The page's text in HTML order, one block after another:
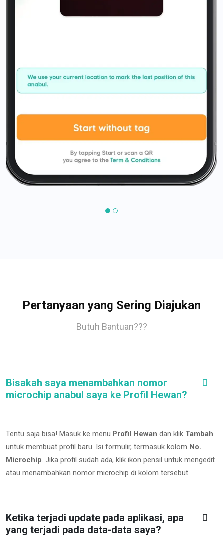
Pertanyaan yang Sering Diajukan
Butuh Bantuan???
Bisakah saya menambahkan nomor
microchip anabul saya ke Profil Hewan?
Tentu saja bisa! Masuk ke menu Profil Hewan dan klik Tambah
untuk membuat profil baru. Isi formulir, termasuk kolom No.
Microchip. Jika profil sudah ada, klik ikon pensil untuk mengedit
atau menambahkan nomor microchip di kolom tersebut.
Ketika terjadi update pada aplikasi, apa
yang terjadi pada data-data saya?